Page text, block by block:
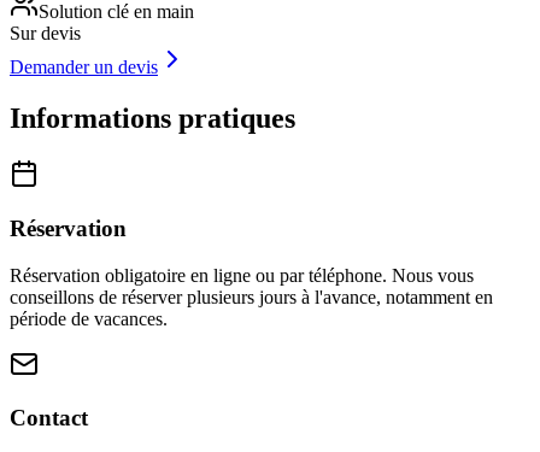
Solution clé en main
Sur devis
Demander un devis
Informations pratiques
Réservation
Réservation obligatoire en ligne ou par téléphone. Nous vous
conseillons de réserver plusieurs jours à l'avance, notamment en
période de vacances.
Contact